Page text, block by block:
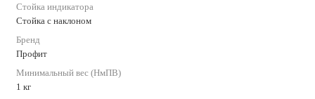
Стойка индикатора
Стойка с наклоном
Бренд
Профит
Минимальный вес (НмПВ)
1 кг